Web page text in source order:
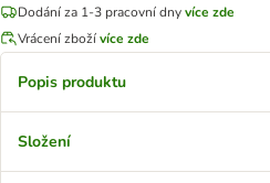
Dodání za 1-3 pracovní dnyvíce zde
Vrácení zbožívíce zde
Popis produktu
Složení